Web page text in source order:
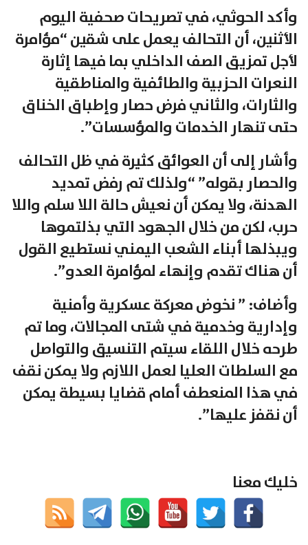
وأكد الحوثي، في تصريحات صحفية اليوم
الأثنين، أن التحالف يعمل على شقين “مؤامرة
لأجل تمزيق الصف الداخلي بما فيها إثارة
النعرات الحزبية والطائفية والمناطقية
والثارات، والثاني فرض حصار وإطباق الخناق
حتى تنهار الخدمات والمؤسسات”.
وأشار إلى أن العوائق كثيرة في ظل التحالف
والحصار بقوله” “ولذلك تم رفض تمديد
الهدنة، ولا يمكن أن نعيش حالة اللا سلم واللا
حرب، لكن من خلال الجهود التي بذلتموها
ويبذلها أبناء الشعب اليمني نستطيع القول
أن هناك تقدم وإنهاء لمؤامرة العدو”.
وأضاف: ” نخوض معركة عسكرية وأمنية
وإدارية وخدمية في شتى المجالات، وما تم
طرحه خلال اللقاء سيتم التنسيق والتواصل
مع السلطات العليا لعمل اللازم ولا يمكن نقف
في هذا المنعطف أمام قضايا بسيطة يمكن
أن نقفز عليها”.
خليك معنا